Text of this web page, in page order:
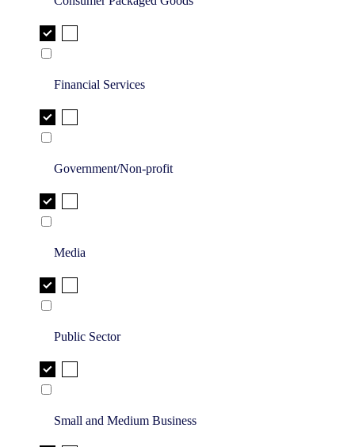
Financial Services
Government/Non-profit
Media
Public Sector
Small and Medium Business